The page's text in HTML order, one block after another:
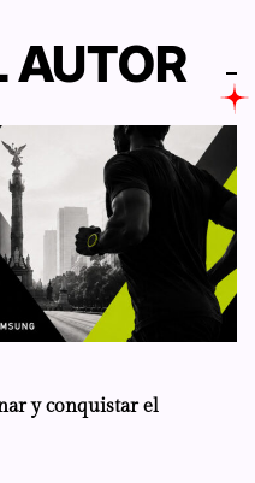
AUTOR
y conquistar el